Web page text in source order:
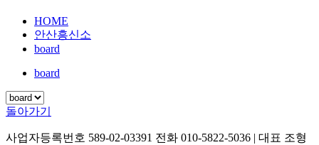
HOME
안산흥신소
board
board
돌아가기
사업자등록번호 589-02-03391 전화 010-5822-5036 | 대표 조형